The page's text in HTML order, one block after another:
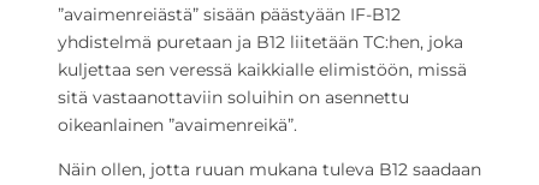
”avaimenreiästä” sisään päästyään IF-B12
yhdistelmä puretaan ja B12 liitetään TC:hen, joka
kuljettaa sen veressä kaikkialle elimistöön, missä
sitä vastaanottaviin soluihin on asennettu
oikeanlainen ”avaimenreikä”.
Näin ollen, jotta ruuan mukana tuleva B12 saadaan